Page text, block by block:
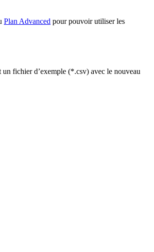
Plan Advanced pour pouvoir utiliser les
un fichier d’exemple (*.csv) avec le nouveau